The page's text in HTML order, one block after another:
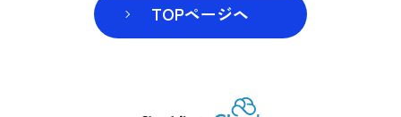
TOPページヘ